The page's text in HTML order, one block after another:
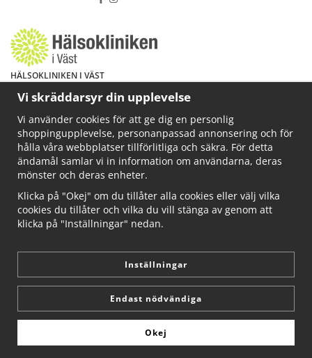
HÄLSOKLINIKEN I VÄST
Har du hälsoproblem? Fråga mig!
Välkommen att maila mig på
info@ahkliniken.se eller ring 070-622 85 65
Läs gärna mer på www.ahkliniken.se
Drift & produktion:Wikinggruppen
Vi skräddarsyr din upplevelse
Vi använder cookies för att ge dig en personlig
shoppingupplevelse, personanpassad annonsering och för
hålla våra webbplatser tillförlitliga och säkra. För detta
ändamål samlar vi in information om användarna, deras
mönster och deras enheter.
Klicka på "Okej" om du tillåter alla cookies eller välj vilka
cookies du tillåter och vilka du vill stänga av genom att
klicka på "Inställningar" nedan.
Inställningar
Endast nödvändiga
Okej